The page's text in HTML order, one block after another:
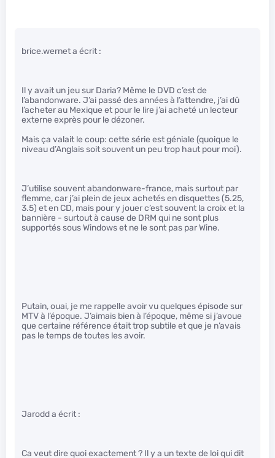
brice.wernet a écrit :
Il y avait un jeu sur Daria? Même le DVD c’est de
l’abandonware. J’ai passé des années à l’attendre, j’ai dû
l’acheter au Mexique et pour le lire j’ai acheté un lecteur
externe exprès pour le dézoner.
Mais ça valait le coup: cette série est géniale (quoique le
niveau d’Anglais soit souvent un peu trop haut pour moi).
J’utilise souvent abandonware-france, mais surtout par
flemme, car j’ai plein de jeux achetés en disquettes (5.25,
3.5) et en CD, mais pour y jouer c’est souvent la croix et la
bannière - surtout à cause de DRM qui ne sont plus
supportés sous Windows et ne le sont pas par Wine.
Putain, ouai, je me rappelle avoir vu quelques épisode sur
MTV à l’époque. J’aimais bien à l’époque, même si j’avoue
que certaine référence était trop subtile et que je n’avais
pas le temps de toutes les avoir.
Jarodd a écrit :
Ca veut dire quoi exactement ? Il y a un texte de loi qui dit